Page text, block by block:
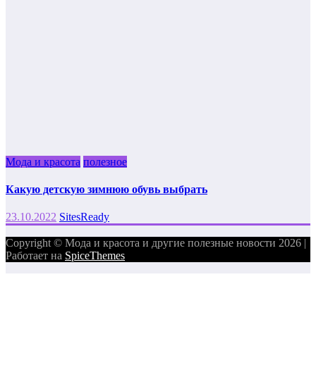
Мода и красота полезное
Какую детскую зимнюю обувь выбрать
23.10.2022 SitesReady
Copyright © Мода и красота и другие полезные новости 2026 |
Работает на SpiceThemes